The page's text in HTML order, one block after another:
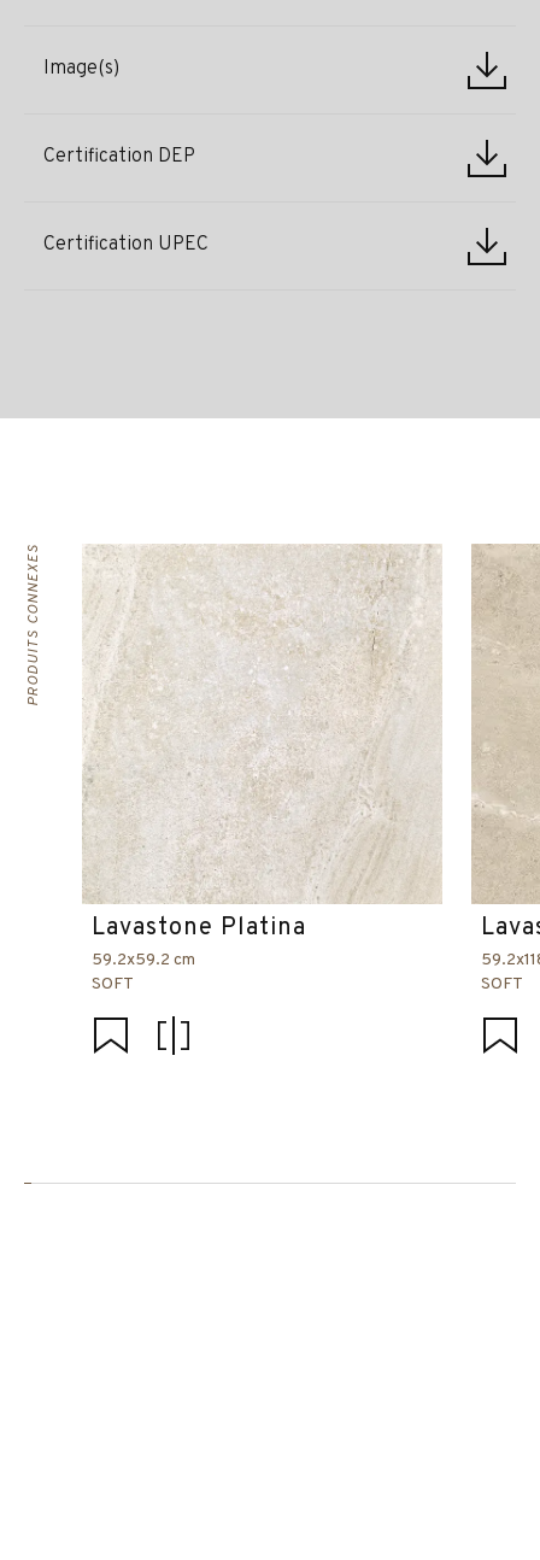
Image(s)
Certification DEP
Certification UPEC
PRODUITS CONNEXES
Lavastone Platina
59.2x59.2 cm
SOFT
SOFT